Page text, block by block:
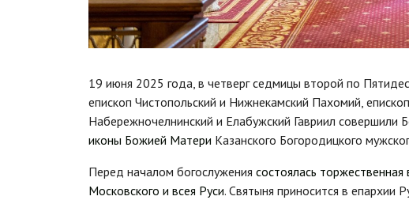
19 июня 2025 года, в четверг седмицы второй по
епископ Чистопольский и Нижнекамский Пахомий,
Набережночелнинский и Елабужский Гавриил совершили
иконы Божией Матери Казанского Богородицкого
Перед началом богослужения состоялась торжественная
Московского и всея Руси. Святыня приносится в епархии